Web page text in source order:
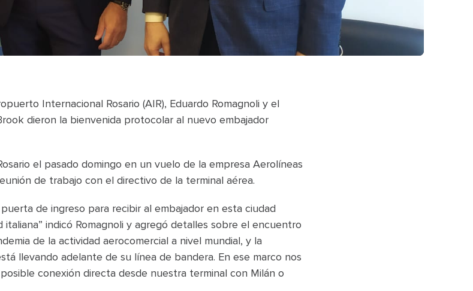
Internacional Rosario (AIR), Eduardo Romagnoli y el
dieron la bienvenida protocolar al nuevo embajador
el pasado domingo en un vuelo de la empresa Aerolíneas
de trabajo con el directivo de la terminal aérea.
de ingreso para recibir al embajador en esta ciudad
indicó Romagnoli y agregó detalles sobre el encuentro
de la actividad aerocomercial a nivel mundial, y la
llevando adelante de su línea de bandera. En ese marco nos
conexión directa desde nuestra terminal con Milán o